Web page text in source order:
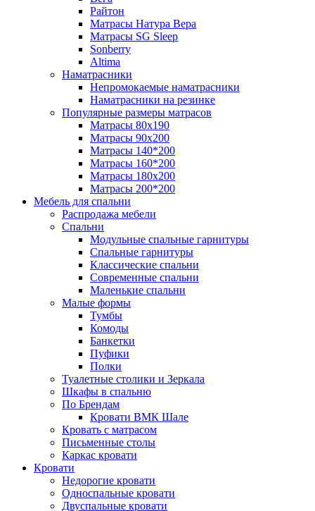
Райтон
Матрасы Натура Вера
Матрасы SG Sleep
Sonberry
Altima
Наматрасники
Непромокаемые наматрасники
Наматрасники на резинке
Популярные размеры матрасов
Матрасы 80x190
Матрасы 90x200
Матрасы 140*200
Матрасы 160*200
Матрасы 180x200
Матрасы 200*200
Мебель для спальни
Распродажа мебели
Спальни
Модульные спальные гарнитуры
Спальные гарнитуры
Классические спальни
Современные спальни
Маленькие спальни
Малые формы
Тумбы
Комоды
Банкетки
Пуфики
Полки
Туалетные столики и Зеркала
Шкафы в спальню
По Брендам
Кровати ВМК Шале
Кровать с матрасом
Письменные столы
Каркас кровати
Кровати
Недорогие кровати
Односпальные кровати
Двуспальные кровати